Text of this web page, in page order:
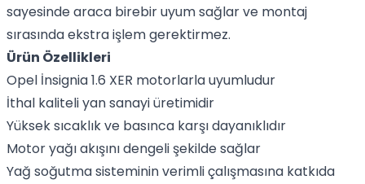
sayesinde araca birebir uyum sağlar ve montaj
sırasında ekstra işlem gerektirmez.
Ürün Özellikleri
Opel İnsignia 1.6 XER motorlarla uyumludur
İthal kaliteli yan sanayi üretimidir
Yüksek sıcaklık ve basınca karşı dayanıklıdır
Motor yağı akışını dengeli şekilde sağlar
Yağ soğutma sisteminin verimli çalışmasına katkıda